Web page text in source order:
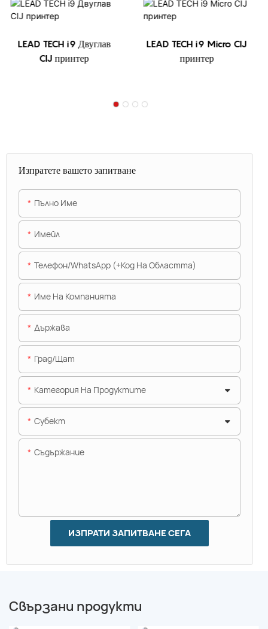
LEAD TECH i9 Двуглав
CIJ принтер
LEAD TECH i9 Micro CIJ
принтер
Изпратете вашето запитване
Пълно Име
Имейл
Телефон/WhatsApp (+Код На Областта)
Име На Компанията
Държава
Град/щат
Категория На Продуктите
Субект
Съдържание
ИЗПРАТИ ЗАПИТВАНЕ СЕГА
Свързани продукти